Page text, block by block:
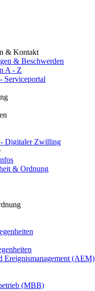
& Kontakt
& Beschwerden
A - Z
Serviceportal
Digitaler Zwilling
& Ordnung
Ereignismanagement (AEM)
(MBB)